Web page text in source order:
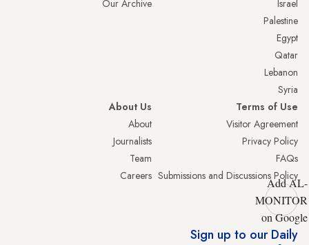
Israel
Palestine
Egypt
Qatar
Lebanon
Syria
Our Archive
Terms of Use
Visitor Agreement
Privacy Policy
FAQs
Submissions and Discussions Policy
About Us
About
Journalists
Team
Careers
Add AL-
MONITOR
on Google
Sign up to our Daily